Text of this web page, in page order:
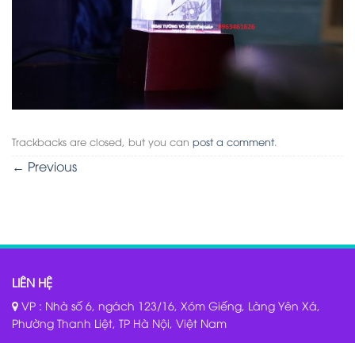
Trackbacks are closed, but you can post a comment.
← Previous
LIÊN HỆ
VP : Nhà số 6, ngách 123/16, Xóm Giếng, Làng Yên Xá,
Phường Thanh Liệt, TP Hà Nội, Việt Nam